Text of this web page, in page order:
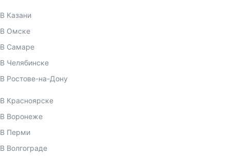
В Казани
В Омске
В Самаре
В Челябинске
В Ростове-на-Дону
В Красноярске
В Воронеже
В Перми
В Волгограде